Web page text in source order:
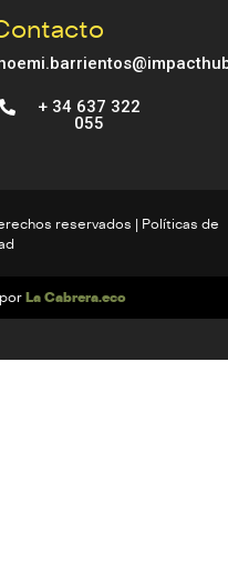
+ 34 637 322
055
reservados |
Políticas de
La Cabrera.eco